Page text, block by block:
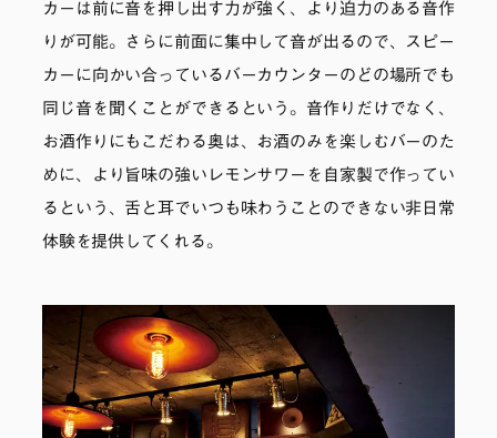
カーは前に音を押し出す力が強く、より迫力のある音作
りが可能。さらに前面に集中して音が出るので、スピー
カーに向かい合っているバーカウンターのどの場所でも
同じ音を聞くことができるという。音作りだけでなく、
お酒作りにもこだわる奥は、お酒のみを楽しむバーのた
めに、より旨味の強いレモンサワーを自家製で作ってい
るという、舌と耳でいつも味わうことのできない非日常
体験を提供してくれる。